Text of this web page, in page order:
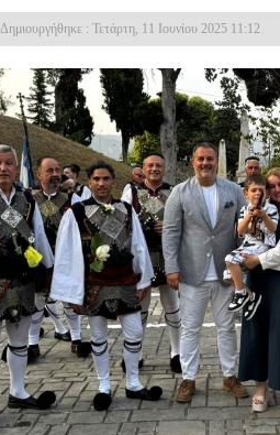
Δημιουργήθηκε : Τετάρτη, 11 Ιουνίου 2025 11:12